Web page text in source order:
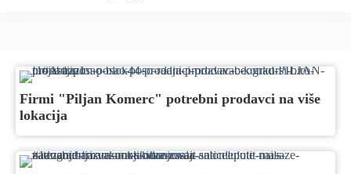
Firmi "Piljan Komerc" potrebni prodavci na više
lokacija